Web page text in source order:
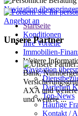
Navigation
Startseite
Konditionen
Ihre Vorteile
Immobilien-
Weitere
Navigation
Darlehen
Top-News
Häufige
Kontakt /
Unsere Partner
und weitere ...